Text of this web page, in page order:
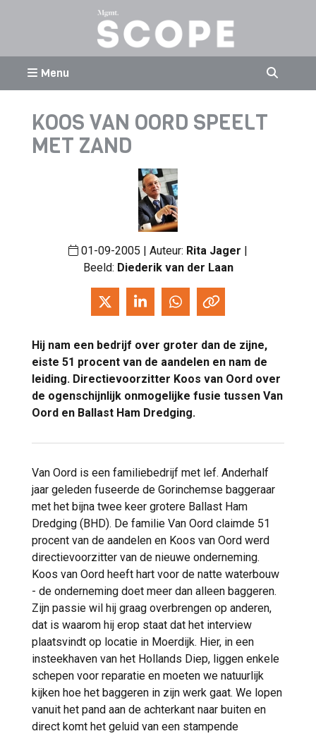
Menu
KOOS VAN OORD SPEELT
MET ZAND
01-09-2005 | Auteur: Rita Jager |
Beeld: Diederik van der Laan
Hij nam een bedrijf over groter dan de zijne,
eiste 51 procent van de aandelen en nam de
leiding. Directievoorzitter Koos van Oord over
de ogenschijnlijk onmogelijke fusie tussen Van
Oord en Ballast Ham Dredging.
Van Oord is een familiebedrijf met lef. Anderhalf
jaar geleden fuseerde de Gorinchemse baggeraar
met het bijna twee keer grotere Ballast Ham
Dredging (BHD). De familie Van Oord claimde 51
procent van de aandelen en Koos van Oord werd
directievoorzitter van de nieuwe onderneming.
Koos van Oord heeft hart voor de natte waterbouw
- de onderneming doet meer dan alleen baggeren.
Zijn passie wil hij graag overbrengen op anderen,
dat is waarom hij erop staat dat het interview
plaatsvindt op locatie in Moerdijk. Hier, in een
insteekhaven van het Hollands Diep, liggen enkele
schepen voor reparatie en moeten we natuurlijk
kijken hoe het baggeren in zijn werk gaat. We lopen
vanuit het pand aan de achterkant naar buiten en
direct komt het geluid van een stampende